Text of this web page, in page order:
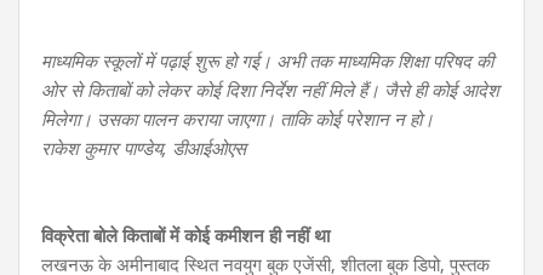
माध्यमिक स्कूलों में पढ़ाई शुरू हो गई। अभी तक माध्यमिक शिक्षा परिषद की
ओर से किताबों को लेकर कोई दिशा निर्देश नहीं मिले हैं। जैसे ही कोई आदेश
मिलेगा। उसका पालन कराया जाएगा। ताकि कोई परेशान न हो।
राकेश कुमार पाण्डेय, डीआईओएस
विक्रेता बोले किताबों में कोई कमीशन ही नहीं था
लखनऊ के अमीनाबाद स्थित नवयुग बुक एजेंसी, शीतला बुक डिपो, पुस्तक